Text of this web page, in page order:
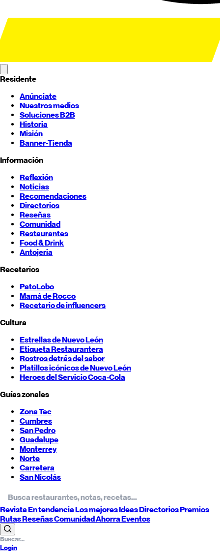
Residente
Anúnciate
Nuestros medios
Soluciones B2B
Historia
Misión
Banner-Tienda
Información
Reflexión
Noticias
Recomendaciones
Directorios
Reseñas
Comunidad
Restaurantes
Food & Drink
Antojeria
Recetarios
PatoLobo
Mamá de Rocco
Recetario de influencers
Cultura
Estrellas deNuevo León
Etiqueta Restaurantera
Rostros detrás del sabor
Platillos icónicos deNuevo León
Heroes del Servicio Coca-Cola
Guías zonales
Zona Tec
Cumbres
San Pedro
Guadalupe
Monterrey
Norte
Carretera
San Nicolás
RevistaEn tendenciaLos mejoresIdeasDirectoriosPremios
RutasReseñasComunidadAhorraEventos
Login